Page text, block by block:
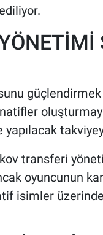
transferi
oyuncunun
isimler üzerinde